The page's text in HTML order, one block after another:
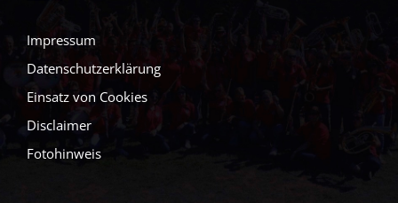
Impressum
Datenschutzerklärung
Einsatz von Cookies
Disclaimer
Fotohinweis